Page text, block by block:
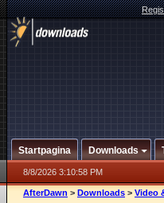
Startpagina Downloads
8/8/2026 3:10:58 PM
AfterDawn > Downloads > Video